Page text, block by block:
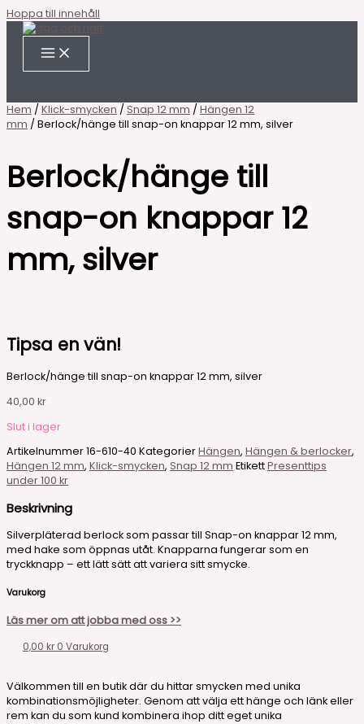
Hoppa till innehåll
Hem / Klick-smycken / Snap 12 mm / Hängen 12
mm / Berlock/hänge till snap-on knappar 12 mm, silver
Berlock/hänge till
snap-on knappar 12
mm, silver
Tipsa en vän!
Berlock/hänge till snap-on knappar 12 mm, silver
40,00 kr
Slut i lager
Artikelnummer16-610-40 KategorierHängen, Hängen & berlocker,
Hängen 12 mm, Klick-smycken, Snap 12 mm EtikettPresenttips
under 100 kr
Beskrivning
Silverpläterad berlock som passar till Snap-on knappar 12 mm,
med hake som öppnas utåt. Knapparna fungerar som en
tryckknapp – ett lätt sätt att variera sitt smycke.
Varukorg
Läs mer om att jobba med oss >>
0,00 kr 0 Varukorg
Välkommen till en butik där du hittar smycken med unika
kombinationsmöjligheter. Genom att välja ett hänge och länk eller
rem kan du som kund kombinera ihop ditt eget unika